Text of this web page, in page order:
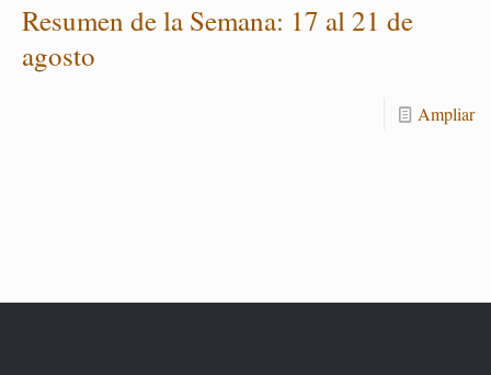
Re­su­men de la Se­ma­na: 17 al 21 de
agos­to
Am­pliar